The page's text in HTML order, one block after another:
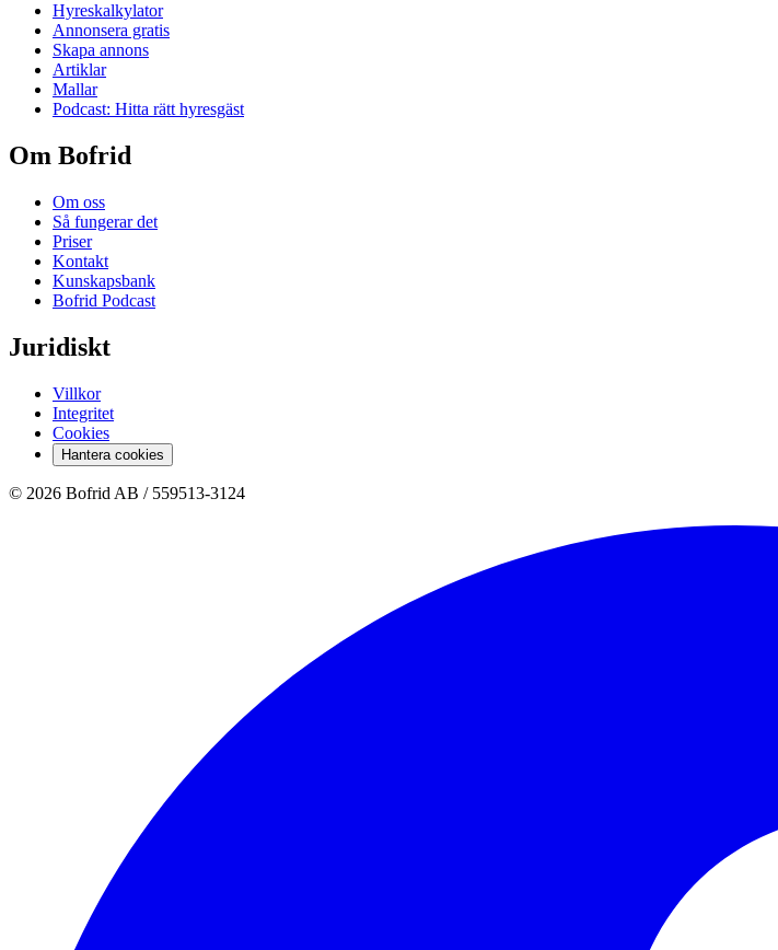
Hyreskalkylator
Annonsera gratis
Skapa annons
Artiklar
Mallar
Podcast: Hitta rätt hyresgäst
Om Bofrid
Om oss
Så fungerar det
Priser
Kontakt
Kunskapsbank
Bofrid Podcast
Juridiskt
Villkor
Integritet
Cookies
Hantera cookies
© 2026 Bofrid AB / 559513-3124